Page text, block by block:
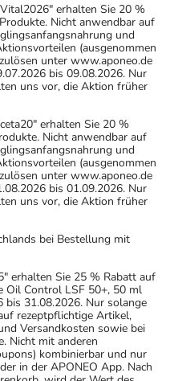
erhalten Sie 20 %
Nicht anwendbar auf
und
(ausgenommen
unter www.aponeo.de
bis 09.08.2026. Nur
uns vor, die Aktion früher
erhalten Sie 20 %
Nicht anwendbar auf
und
(ausgenommen
unter www.aponeo.de
bis 01.09.2026. Nur
uns vor, die Aktion früher
bei Bestellung mit
erhalten Sie 25 % Rabatt auf
Oil Control LSF 50+, 50 ml
bis 31.08.2026. Nur solange
rezeptpflichtige Artikel,
Versandkosten sowie bei
Nicht mit anderen
kombinierbar und nur
in der APONEO App. Nach